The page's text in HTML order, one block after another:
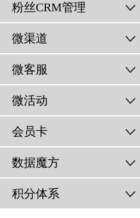
粉丝CRM管理
微渠道
微客服
微活动
会员卡
数据魔方
积分体系